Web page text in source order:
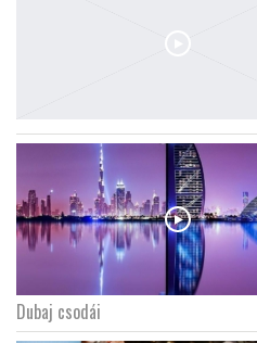
Dubaj csodái